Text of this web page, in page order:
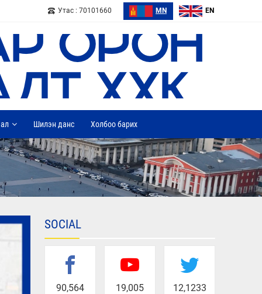
Утас : 70101660 MN EN
Шилэн данс Холбоо барих
SOCIAL
90,564 19,005 12,1233